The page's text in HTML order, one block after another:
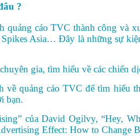
?
quảng cáo TVC thành công và
Asia… Đây là những sự
gia, tìm hiểu về các
về quảng cáo TVC để tìm
bạn.
của David Ogilvy, “Hey,
Effect: How to Change